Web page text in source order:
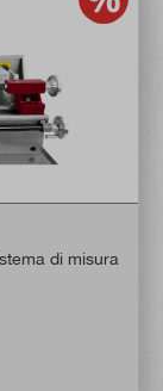
su 5 stelle
di misura